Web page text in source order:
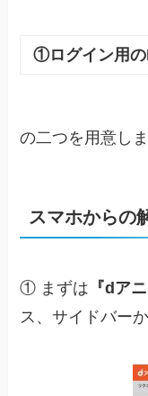
①ログイン用
の二つを用意しま
スマホからの
① まずは 『dア
ス、サイドバー